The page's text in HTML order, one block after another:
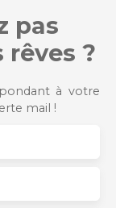
pas
?
à votre
mail !